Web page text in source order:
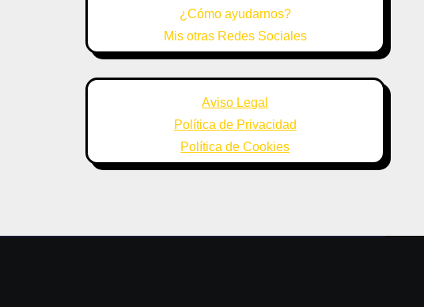
¿Cómo ayudarnos?
Mis otras Redes Sociales
Aviso Legal
Política de Privacidad
Política de Cookies